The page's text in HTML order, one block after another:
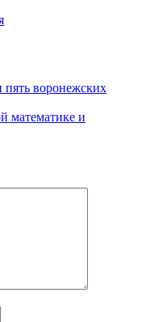
воронежских
математике и